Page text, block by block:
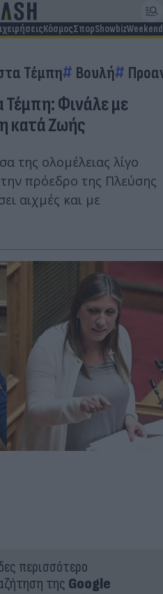
ΚόσμοςΣπορShowbizWeekend
Τέμπη Βουλή
Τέμπη: Φινάλε με
κατά Ζωής
της ολομέλειας λίγο
πρόεδρο της Πλεύσης
αιχμές και με
περισσότερο
της Google